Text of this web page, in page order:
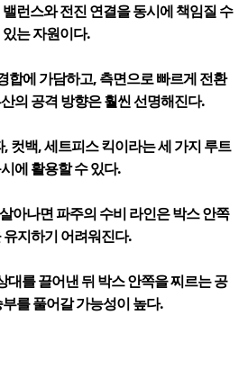
런스와 전진 연결을 동시에 책임질 수
있는 자원이다.
합에 가담하고, 측면으로 빠르게 전환
의 공격 방향은 훨씬 선명해진다.
컷백, 세트피스 킥이라는 세 가지 루트
에 활용할 수 있다.
아나면 파주의 수비 라인은 박스 안쪽
유지하기 어려워진다.
대를 끌어낸 뒤 박스 안쪽을 찌르는 공
를 풀어갈 가능성이 높다.